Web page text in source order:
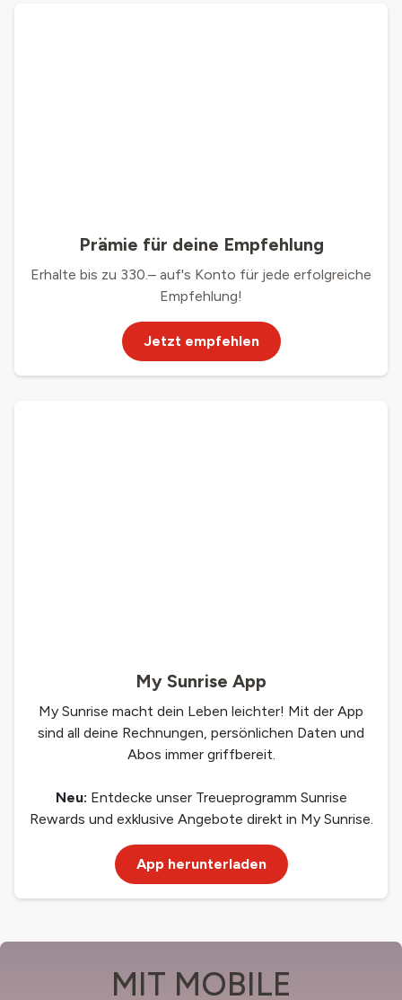
Prämie für deine Empfehlung
Erhalte bis zu 330.– auf's Konto für jede erfolgreiche
Empfehlung!
Jetzt empfehlen
My Sunrise App
My Sunrise macht dein Leben leichter! Mit der App
sind all deine Rechnungen, persönlichen Daten und
Abos immer griffbereit.
Neu: Entdecke unser Treueprogramm Sunrise
Rewards und exklusive Angebote direkt in My Sunrise.
App herunterladen
MIT MOBILE